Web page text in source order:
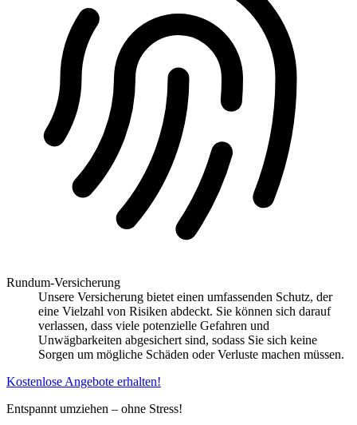
Rundum-Versicherung
Unsere Versicherung bietet einen umfassenden Schutz, der
eine Vielzahl von Risiken abdeckt. Sie können sich darauf
verlassen, dass viele potenzielle Gefahren und
Unwägbarkeiten abgesichert sind, sodass Sie sich keine
Sorgen um mögliche Schäden oder Verluste machen müssen.
Kostenlose Angebote erhalten!
Entspannt umziehen – ohne Stress!